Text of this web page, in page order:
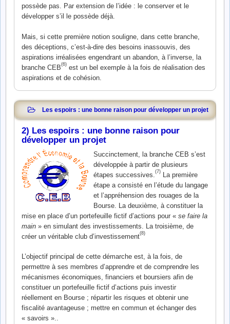
possède pas. Par extension de l’idée : le conserver et le
développer s’il le possède déjà.
Mais, si cette première notion souligne, dans cette branche,
des déceptions, c’est-à-dire des besoins inassouvis, des
aspirations irréalisées engendrant un abandon, à l’inverse, la
branche CEB(6) est un bel exemple à la fois de réalisation des
aspirations et de cohésion.
Les espoirs : une bonne raison pour développer un projet
2) Les espoirs : une bonne raison pour
développer un projet
Succinctement, la branche CEB s’est
développée à partir de plusieurs
étapes successives. (7) La première
étape a consisté en l’étude du langage
et l’appréhension des rouages de la
Bourse. La deuxième, à constituer la
mise en place d’un portefeuille fictif d’actions pour « se faire la
main » en simulant des investissements. La troisième, de
créer un véritable club d’investissement(8)
L’objectif principal de cette démarche est, à la fois, de
permettre à ses membres d’apprendre et de comprendre les
mécanismes économiques, financiers et boursiers afin de
constituer un portefeuille fictif d’actions puis investir
réellement en Bourse ; répartir les risques et obtenir une
fiscalité avantageuse ; mettre en commun et échanger des
« savoirs »..